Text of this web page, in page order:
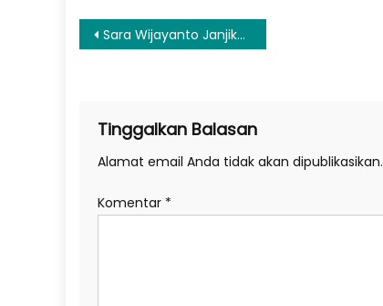
Navigasi
Sara Wijayanto Janjikan ‘Cerita Lila’ Tak Hanya Ketakutan, tapi juga Sentuh Kemanusiaan
Tinggalkan Balasan
Alamat email Anda tidak akan dipublikasikan.
Komentar *